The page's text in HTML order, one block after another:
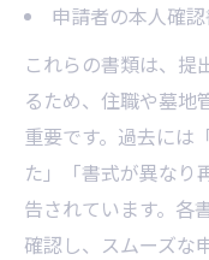
申請者の本人確認
これらの書類は、提
るため、住職や墓地
重要です。過去には
た」「書式が異なり
告されています。各
確認し、スムーズな